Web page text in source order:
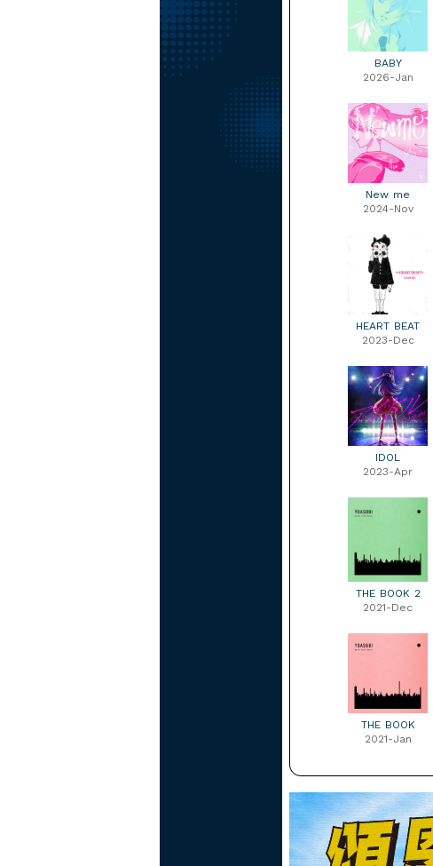
BABY
2026-Jan
New me
2024-Nov
HEART BEAT
2023-Dec
IDOL
2023-Apr
THE BOOK 2
2021-Dec
THE BOOK
2021-Jan